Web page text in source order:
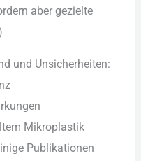
a‬ber gezielte
u‬nd Unsicherheiten:
Mikroplastik
Publikationen